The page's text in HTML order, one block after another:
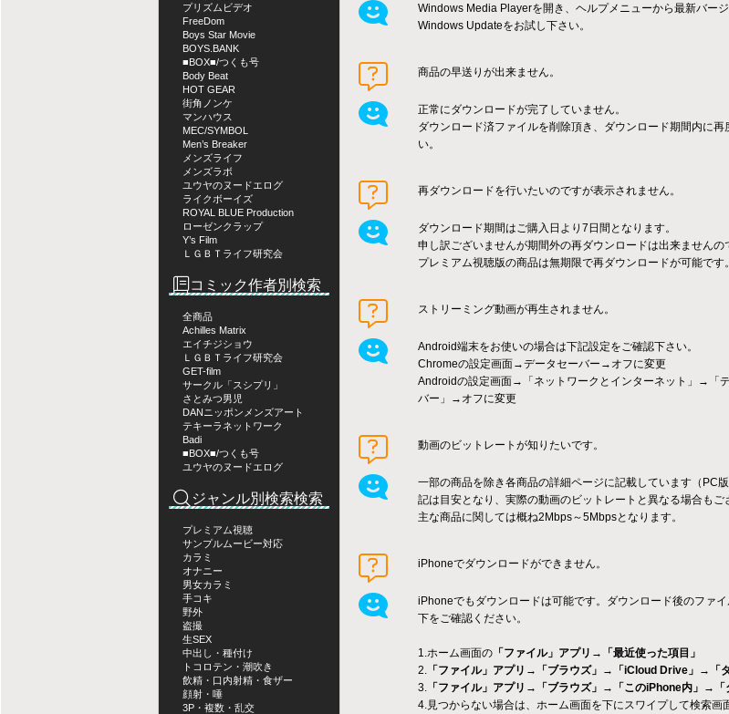
プリズムビデオ
FreeDom
Boys Star Movie
BOYS.BANK
■BOX■/つくも号
Body Beat
HOT GEAR
街角ノンケ
マンハウス
MEC/SYMBOL
Men’s Breaker
メンズライフ
メンズラボ
ユウヤのヌードエログ
ライクボーイズ
ROYAL BLUE Production
ローゼンクラップ
Y’s Film
ＬＧＢＴライフ研究会
コミック作者別検索
全商品
Achilles Matrix
エイチジショウ
ＬＧＢＴライフ研究会
GET-film
サークル「スシプリ」
さとみつ男児
DANニッポンメンズアート
テキーラネットワーク
Badi
■BOX■/つくも号
ユウヤのヌードエログ
ジャンル別検索検索
プレミアム視聴
サンプルムービー対応
カラミ
オナニー
男女カラミ
手コキ
野外
盗撮
生SEX
中出し・種付け
トコロテン・潮吹き
飲精・口内射精・食ザー
顔射・唾
3P・複数・乱交
Windows Media Playerを開き、ヘルプメニューから最新バージ
Windows Updateをお試し下さい。
商品の早送りが出来ません。
正常にダウンロードが完了していません。
ダウンロード済ファイルを削除頂き、ダウンロード期間内に再
い。
再ダウンロードを行いたいのですが表示されません。
ダウンロード期間はご購入日より7日間となります。
申し訳ございませんが期間外の再ダウンロードは出来ませんの
プレミアム視聴版の商品は無期限で再ダウンロードが可能です。
ストリーミング動画が再生されません。
Android端末をお使いの場合は下記設定をご確認下さい。
Chromeの設定画面→データセーバー→オフに変更
Androidの設定画面→「ネットワークとインターネット」→「
バー」→オフに変更
動画のビットレートが知りたいです。
一部の商品を除き各商品の詳細ページに記載しています（PC
記は目安となり、実際の動画のビットレートと異なる場合もご
主な商品に関しては概ね2Mbps～5Mbpsとなります。
iPhoneでダウンロードができません。
iPhoneでもダウンロードは可能です。ダウンロード後のファ
下をご確認ください。
1.ホーム画面の「ファイル」アプリ→「最近使った項目」
2.
「ファイル」アプリ→「ブラウズ」→「iCloud Drive」→「ダ
3.
「ファイル」アプリ→「ブラウズ」→「このiPhone内」→「
4.見つからない場合は、ホーム画面を下にスワイプして検索画